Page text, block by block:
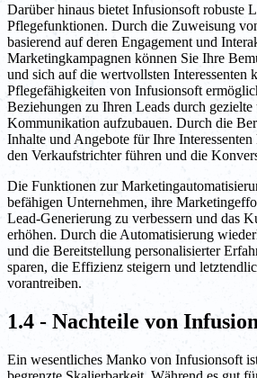
Darüber hinaus bietet Infusionsoft robuste
Pflegefunktionen. Durch die Zuweisung
basierend auf deren Engagement und
Marketingkampagnen können Sie Ihre
und sich auf die wertvollsten Interessenten
Pflegefähigkeiten von Infusionsoft
Beziehungen zu Ihren Leads durch gezielte
Kommunikation aufzubauen. Durch die
Inhalte und Angebote für Ihre
den Verkaufstrichter führen und die
Die Funktionen zur
befähigen Unternehmen, ihre
Lead-Generierung zu verbessern und das
erhöhen. Durch die Automatisierung
und die Bereitstellung personalisierter
sparen, die Effizienz steigern und
vorantreiben.
1.4 - Nachteile von
Ein wesentliches Manko von Infusionsoft